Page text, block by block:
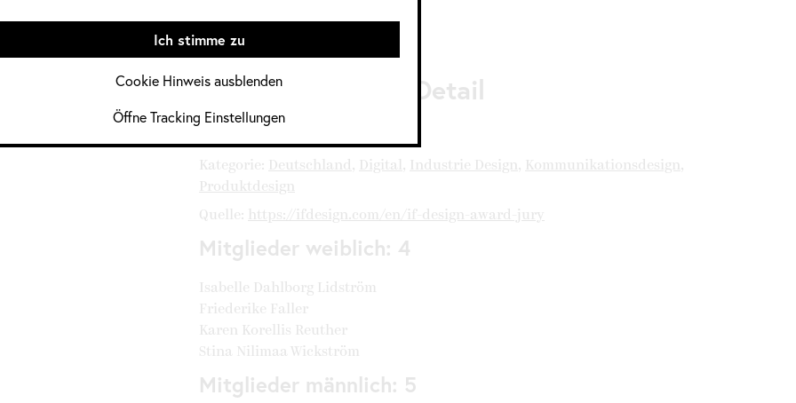
User Experience (UX)
User Interfaces (UI)
Informationen im Detail
Kategorie:
Deutschland , Digital , Industrie Design, Kommunikationsdesign,
Produktdesign
Quelle:
https://ifdesign.com/en/if-design-award-jury
Mitglieder weiblich: 4
Isabelle Dahlborg Lidström
Friederike Faller
Karen Korellis Reuther
Stina Nilimaa Wickström
Mitglieder männlich: 5
Ich stimme zu
Cookie Hinweis ausblenden
Öffne Tracking Einstellungen